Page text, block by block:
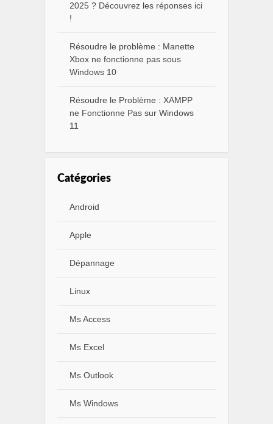
2025 ? Découvrez les réponses ici
!
Résoudre le problème : Manette
Xbox ne fonctionne pas sous
Windows 10
Résoudre le Problème : XAMPP
ne Fonctionne Pas sur Windows
11
Catégories
Android
Apple
Dépannage
Linux
Ms Access
Ms Excel
Ms Outlook
Ms Windows